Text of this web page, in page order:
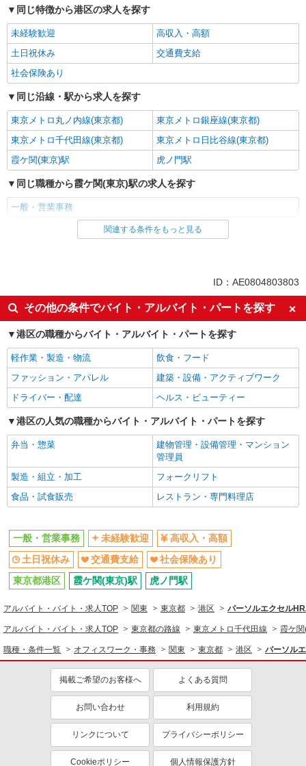
同じ特徴から港区の求人を探す
未経験歓迎
高収入・高額
土日祝休み
交通費支給
社会保険あり
同じ沿線・駅から求人を探す
東京メトロ丸ノ内線(東京都)
東京メトロ銀座線(東京都)
東京メトロ千代田線(東京都)
東京メトロ日比谷線(東京都)
霞ケ関(東京)駅
虎ノ門駅
同じ職種から霞ケ関(東京)駅の求人を探す
一般・営業事務
同じ雇用形態から霞ケ関(東京)駅の求人を探す
未経験歓迎
高収入・高額
土日祝休み
交通費支給
社会保険あり
同じ職種から求人を探す
オフィスワーク・事務
一般・営業事務
同じ特徴から求人を探す
土日祝休み
交通費支給
社会保険あり
関連する条件をもっと見る
ID：AE0804803803
その他の条件でバイト・アルバイト・パートを探す
港区の職種からバイト・アルバイト・パートを探す
軽作業・製造・物流
飲食・フード
ファッション・アパレル
建築・設備・アクティブワーク
ドライバー・配達
ヘルス・ビューティー
港区の人気の職種からバイト・アルバイト・パートを探す
弁当・惣菜
建物管理・設備管理・マンション
管理員
製造・組立・加工
フォークリフト
食品・試食販売
レストラン・専門料理店
一般・営業事務 未経験歓迎
高収入・高額
土日祝休み
交通費支給
社会保険あり
東京都港区
霞ケ関(東京)駅 虎ノ門駅
アルバイト・バイト・求人TOP 関東 東京都 港区 パーソルエクセル
アルバイト・バイト・求人TOP 東京都の路線 東京メトロ千代田線 霞ケ
職種・条件一覧 オフィスワーク・事務 関東 東京都 港区 パーソル
掲載ご希望のお客様へ よくある質問
お問い合わせ 利用規約
リンクについて プライバシーポリシー
Cookieポリシー 個人情報保護方針